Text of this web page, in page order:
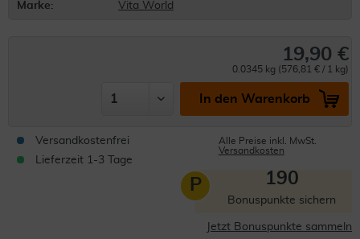
Marke:
Vita World
19,90 €
0.0345 kg (576,81 € / 1 kg)
In den Warenkorb
Versandkostenfrei
Lieferzeit 1-3 Tage
Alle Preise inkl. MwSt.
Versandkosten
P 190
Bonuspunkte sichern
Jetzt Bonuspunkte sammeln